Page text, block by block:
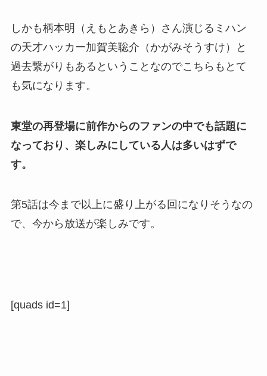
しかも柄本明（えもとあきら）さん演じるミハン
の天才ハッカー加賀美聡介（かがみそうすけ）と
過去繋がりもあるということなのでこちらもとて
も気になります。
東堂の再登場に前作からのファンの中でも話題に
なっており、楽しみにしている人は多いはずで
す。
第5話は今まで以上に盛り上がる回になりそうなの
で、今から放送が楽しみです。
[quads id=1]